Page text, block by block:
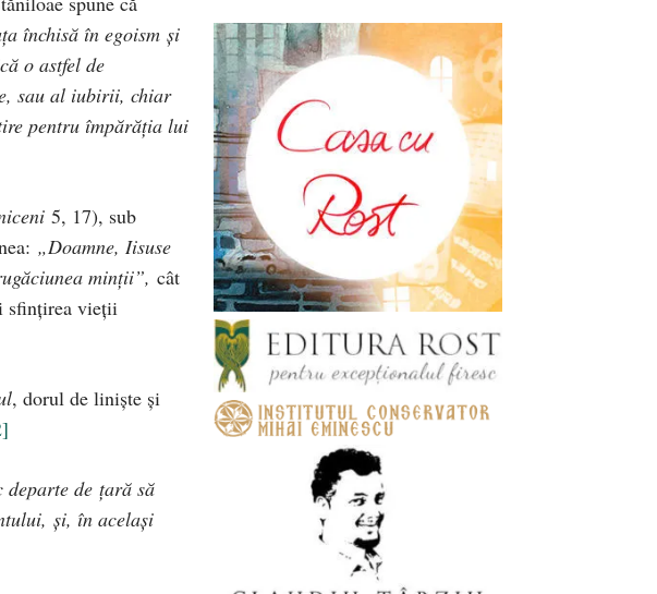
închisă în egoism și
o astfel de
sau al iubirii, chiar
pentru împărăția lui
5, 17), sub
„Doamne, Iisuse
minții”, cât
sfinţirea vieţii
, dorul de liniște și
departe de țară să
și, în același